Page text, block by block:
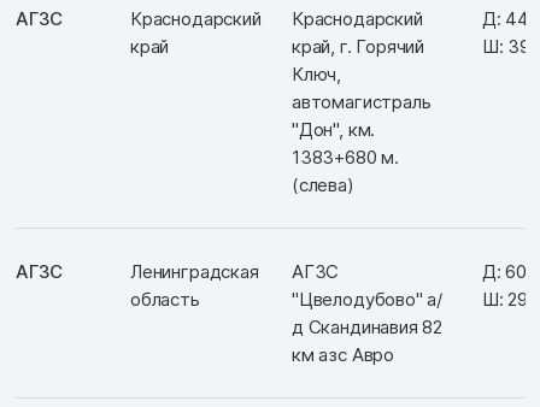
АГЗС
Краснодарский
край
Краснодарский
край, г. Горячий
Ключ,
автомагистраль
"Дон", км.
1383+680 м.
(слева)
Д:
Ш:
АГЗС
Ленинградская
область
АГЗС
"Цвелодубово" а/
д Скандинавия 82
км азс Авро
Д:
Ш: